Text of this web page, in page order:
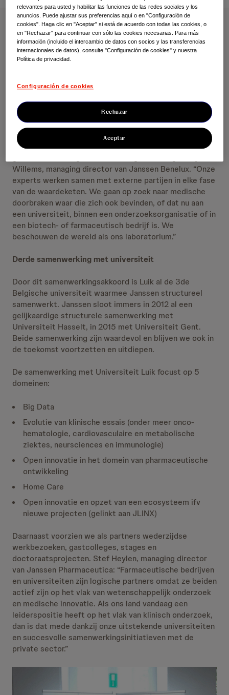
Janssen Pharmaceutica en Janssen-Cilag
ondertekende op 2 februari een
samenwerkingsovereenkomst met het Luikse
van multidisciplinaire onderzoeksprojecten en het
sneller bij de patiënt brengen van medische
innovaties.
“Vandaag vergt het onderzoek naar nieuwe
geneesmiddelen meer en meer samenwerking over de
Willems, managing director van Janssen Benelux. “Onze
experts werken samen met externe partijen in elke fase
van de waardeketen. We gaan op zoek naar medische
doorbraken waar die zich ook bevinden, of dat nu aan
een universiteit, binnen een onderzoeksorganisatie of in
een biotech- of farmaceutisch bedrijf is. We
beschouwen de wereld als ons laboratorium.”
Derde samenwerking met universiteit
Door dit samenwerkingsakkoord is Luik al de 3de
Belgische universiteit waarmee Janssen structureel
samenwerkt. Janssen sloot immers in 2012 al een
gelijkaardige structurele samenwerking met
Universiteit Hasselt, in 2015 met Universiteit Gent.
Beide samenwerking zijn waardevol en blijven we ook in
de toekomst voortzetten en uitdiepen.
De samenwerking met Universiteit Luik focust op 5
domeinen:
Big Data
Evolutie van klinische essais (onder meer onco-
hematologie, cardiovasculaire en metabolische
ziektes, neursciences en immunologie)
Open innovatie in het domein van pharmaceutische
ontwikkeling
Home Care
Open innovatie en opzet van een ecosysteem ifv
nieuwe projecten (gelinkt aan JLINX)
Daarnaast voorzien we als partners wederzijdse
werkbezoeken, gastcolleges, stages en
doctoraatsprojecten. Stef Heylen, managing director
van Janssen Pharmaceutica: “Farmaceutische bedrijven
en universiteiten zijn logische partners omdat ze beiden
actief zijn op het vlak van wetenschappelijk onderzoek
en medische innovatie. Als ons land vandaag een
leiderspositie heeft op het vlak van klinisch onderzoek,
dan is dat mede dankzij onze uitstekende universiteiten
en succesvolle samenwerkingsinitiatieven met de
private sector.”
relevantes para usted y habilitar las funciones de las redes sociales y los
anuncios. Puede ajustar sus preferencias aquí o en "Configuración de
cookies". Haga clic en "Aceptar" si está de acuerdo con todas las cookies, o
en "Rechazar" para continuar con sólo las cookies necesarias. Para más
información (incluido el intercambio de datos con socios y las transferencias
internacionales de datos), consulte "Configuración de cookies" y nuestra
Política de privacidad.
Configuración de cookies
Rechazar
Aceptar